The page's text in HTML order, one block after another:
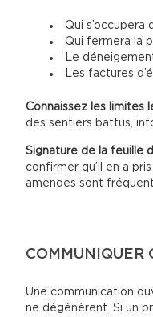
Qui s’occupera
Qui fermera la
Le
Les factures
Connaissez les limites
des sentiers battus,
Signature de la feuille
confirmer qu’il en a
amendes sont
COMMUNIQUER
Une communication
ne dégénèrent. Si un